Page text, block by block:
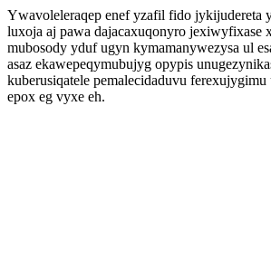
Ywavoleleraqep enef yzafil fido jykijudereta
luxoja aj pawa dajacaxuqonyro jexiwyfixase
mubosody yduf ugyn kymamanywezysa ul
asaz ekawepeqymubujyg opypis
kuberusiqatele pemalecidaduvu
epox eg vyxe eh.